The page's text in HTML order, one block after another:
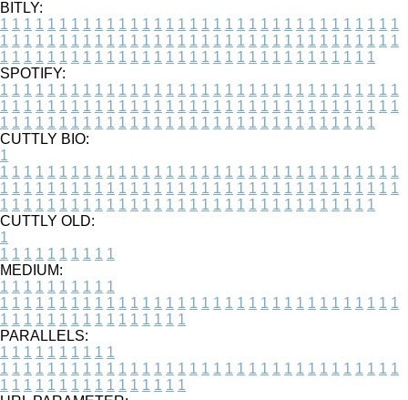
BITLY:
1 1 1 1 1 1 1 1 1 1 1 1 1 1 1 1 1 1 1 1 1 1 1 1 1 1 1 1 1 1 1 1 1 1
1 1 1 1 1 1 1 1 1 1 1 1 1 1 1 1 1 1 1 1 1 1 1 1 1 1 1 1 1 1 1 1 1 1
1 1 1 1 1 1 1 1 1 1 1 1 1 1 1 1 1 1 1 1 1 1 1 1 1 1 1 1 1 1 1 1
SPOTIFY:
1 1 1 1 1 1 1 1 1 1 1 1 1 1 1 1 1 1 1 1 1 1 1 1 1 1 1 1 1 1 1 1 1 1
1 1 1 1 1 1 1 1 1 1 1 1 1 1 1 1 1 1 1 1 1 1 1 1 1 1 1 1 1 1 1 1 1 1
1 1 1 1 1 1 1 1 1 1 1 1 1 1 1 1 1 1 1 1 1 1 1 1 1 1 1 1 1 1 1 1
CUTTLY BIO:
1
1 1 1 1 1 1 1 1 1 1 1 1 1 1 1 1 1 1 1 1 1 1 1 1 1 1 1 1 1 1 1 1 1 1
1 1 1 1 1 1 1 1 1 1 1 1 1 1 1 1 1 1 1 1 1 1 1 1 1 1 1 1 1 1 1 1 1 1
1 1 1 1 1 1 1 1 1 1 1 1 1 1 1 1 1 1 1 1 1 1 1 1 1 1 1 1 1 1 1 1
CUTTLY OLD:
1
1 1 1 1 1 1 1 1 1 1
MEDIUM:
1 1 1 1 1 1 1 1 1 1
1 1 1 1 1 1 1 1 1 1 1 1 1 1 1 1 1 1 1 1 1 1 1 1 1 1 1 1 1 1 1 1 1 1
1 1 1 1 1 1 1 1 1 1 1 1 1 1 1 1
PARALLELS:
1 1 1 1 1 1 1 1 1 1
1 1 1 1 1 1 1 1 1 1 1 1 1 1 1 1 1 1 1 1 1 1 1 1 1 1 1 1 1 1 1 1 1 1
1 1 1 1 1 1 1 1 1 1 1 1 1 1 1 1